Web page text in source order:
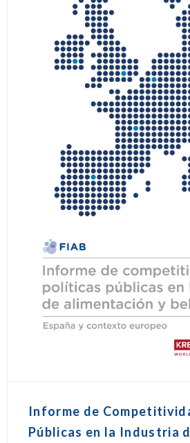
Informe de
Públicas en la Industria